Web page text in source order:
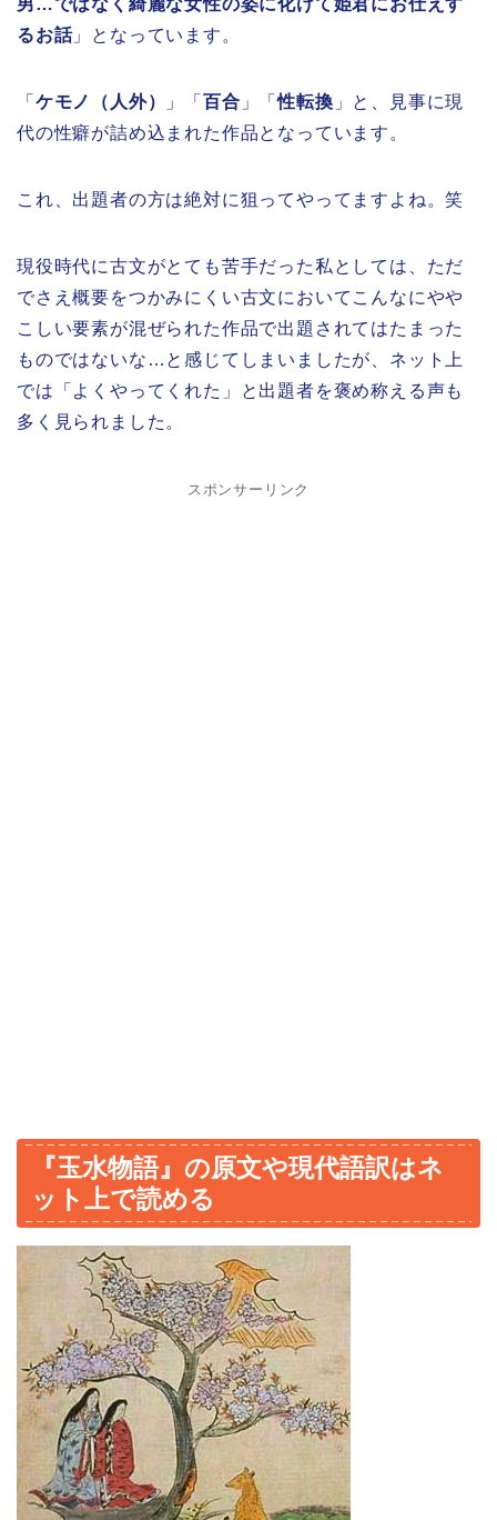
男…ではなく綺麗な女性の姿に化けて姫君にお仕えす
るお話」となっています。
「 ケモノ（人外） 」「百合 」「性転換 」と、見事に現
代の性癖が詰め込まれた作品となっています。
これ、出題者の方は絶対に狙ってやってますよね。笑
現役時代に古文がとても苦手だった私としては、ただ
でさえ概要をつかみにくい古文においてこんなにやや
こしい要素が混ぜられた作品で出題されてはたまった
ものではないな…と感じてしまいましたが、ネット上
では「よくやってくれた」と出題者を褒め称える声も
多く見られました。
スポンサーリンク
『玉水物語』の原文や現代語訳はネ
ット上で読める